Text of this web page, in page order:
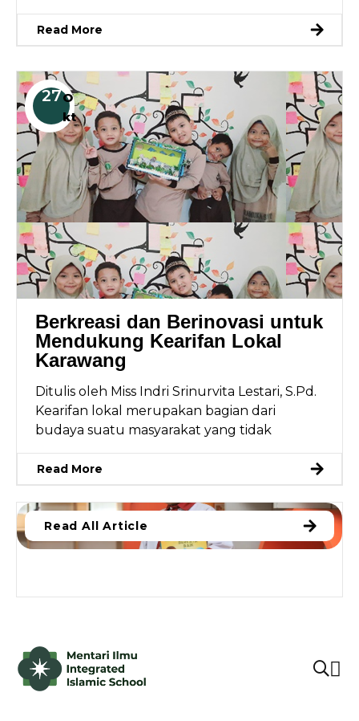
Read More
27O
kt
Berkreasi dan Berinovasi untuk
Mendukung Kearifan Lokal
Karawang
Ditulis oleh Miss Indri Srinurvita Lestari, S.Pd.
Kearifan lokal merupakan bagian dari
budaya suatu masyarakat yang tidak
Read More
Read All Article